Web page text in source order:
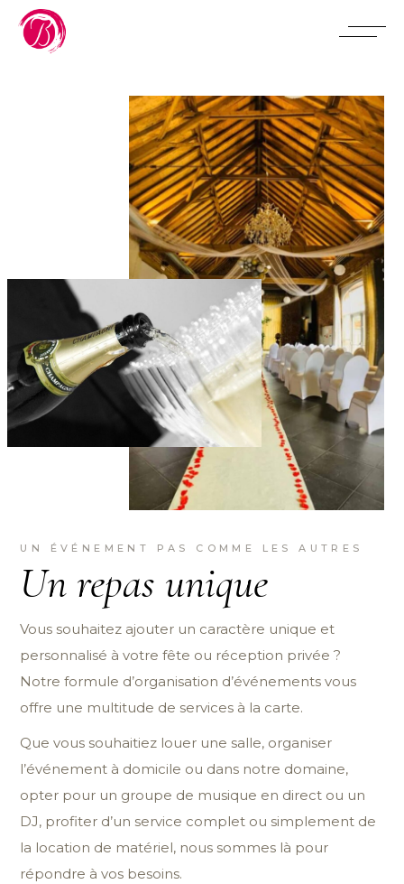
UN ÉVÉNEMENT PAS COMME LES AUTRES
Un repas unique
Vous souhaitez ajouter un caractère unique et
personnalisé à votre fête ou réception privée ?
Notre formule d’organisation d’événements vous
offre une multitude de services à la carte.
Que vous souhaitiez louer une salle, organiser
l’événement à domicile ou dans notre domaine,
opter pour un groupe de musique en direct ou un
DJ, profiter d’un service complet ou simplement de
la location de matériel, nous sommes là pour
répondre à vos besoins.